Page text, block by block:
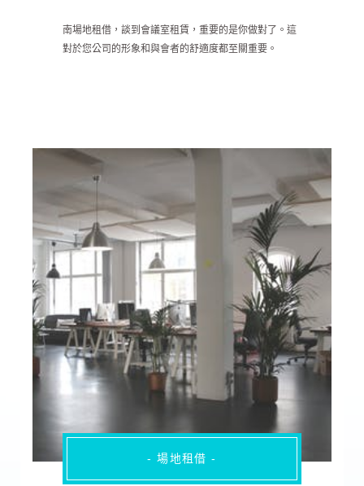
南場地租借，談到會議室租賃，重要的是你做對了。這
對於您公司的形象和與會者的舒適度都至關重要。
- 場地租借 -